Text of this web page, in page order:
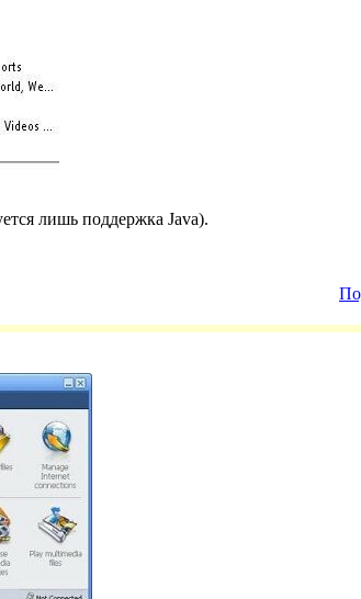
лишь поддержка Java).